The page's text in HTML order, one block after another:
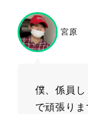
宮原
僕、係員
で頑張りま